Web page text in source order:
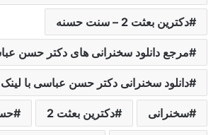
دکترین بعثت 2 – سنت حسنه
مرجع دانلود سخنرانی های دکتر حسن
دانلود سخنرانی دکتر حسن عباسی با
سخنرانی دکترین بعثت 2